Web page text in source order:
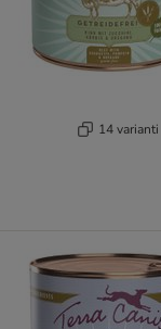
14 varianti